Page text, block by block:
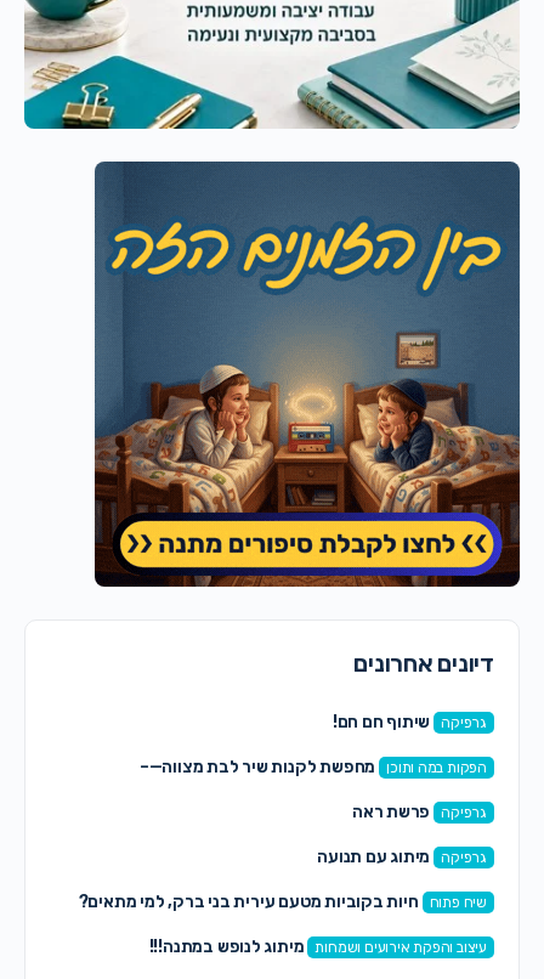
דיונים אחרונים
גרפיקה שיתוף חם חם!
הפקות במה ותוכן מחפשת לקנות שיר לבת מצווה—–
גרפיקה פרשת ראה
גרפיקה מיתוג עם תנועה
שיח פתוח חיות בקוביות מטעם עירית בני ברק, למי מתאים?
עיצוב והפקת אירועים ושמחות מיתוג לנופש במתנה!!!